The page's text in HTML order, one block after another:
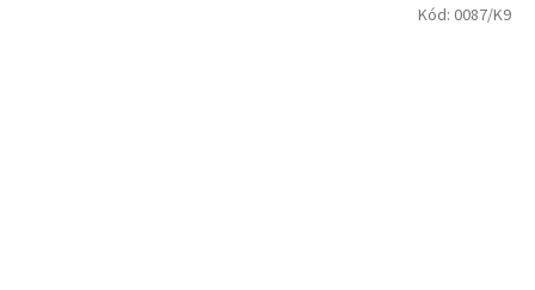
Kód: 0087/K9